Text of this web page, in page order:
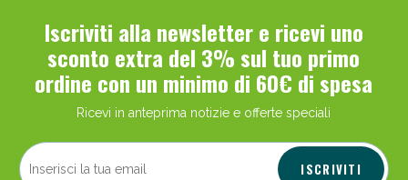
Iscriviti alla newsletter e ricevi uno
sconto extra del 3% sul tuo primo
ordine con un minimo di 60€ di spesa
Ricevi in anteprima notizie e offerte speciali
ISCRIVITI
oggi!